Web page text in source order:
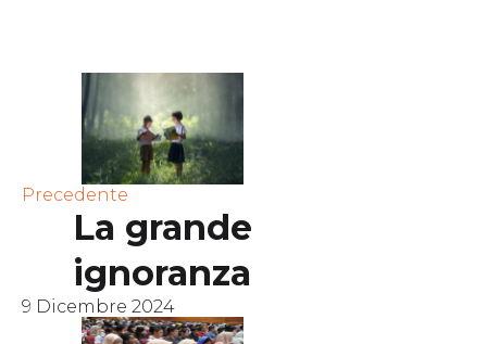
Precedente
La grande
ignoranza
9 Dicembre 2024